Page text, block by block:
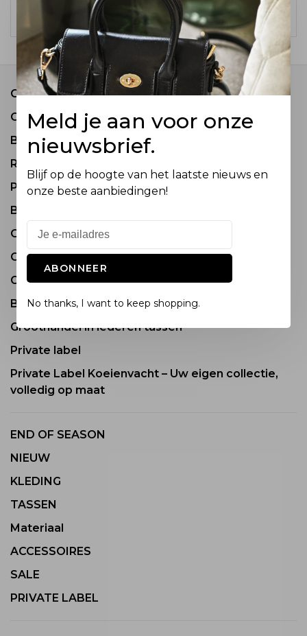
Inloggen
Contact
Over ons
Bestel informatie
Retourneren
Privacy Policy
Betaalmethode
Onderhoud van Tassen
COME JOIN OUR TEAM
Groothandel in tassen en accessoires
Bezoek onze showrooms
Groothandel in lederen tassen
Private label
Private Label Koeienvacht – Uw eigen collectie,
volledig op maat
END OF SEASON
NIEUW
KLEDING
TASSEN
Materiaal
ACCESSOIRES
SALE
PRIVATE LABEL
Meld je aan voor onze
nieuwsbrief.
Blijf op de hoogte van het laatste nieuws en
onze beste aanbiedingen!
ABONNEER
No thanks, I want to keep shopping.